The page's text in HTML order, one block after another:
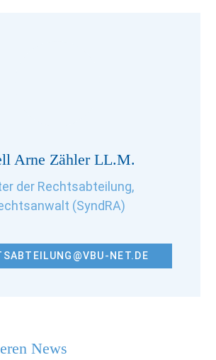
News
Arne Zähler LL.M.
der Rechtsabteilung,
(SyndRA)
NET.DE